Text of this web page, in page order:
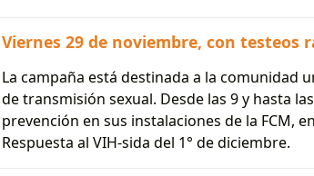
Viernes 29 de noviembre, con testeos
La campaña está destinada a la comunidad
de transmisión sexual. Desde las 9 y hasta
prevención en sus instalaciones de la FCM,
Respuesta al VIH-sida del 1° de diciembre.